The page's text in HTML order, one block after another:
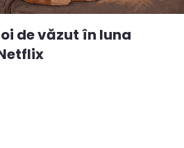
de văzut în luna